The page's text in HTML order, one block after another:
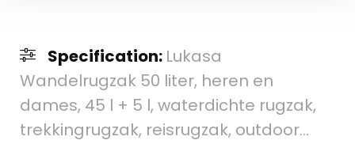
Specification: Lukasa
Wandelrugzak 50 liter, heren en
dames, 45 l + 5 l, waterdichte rugzak,
trekkingrugzak, reisrugzak, outdoor…